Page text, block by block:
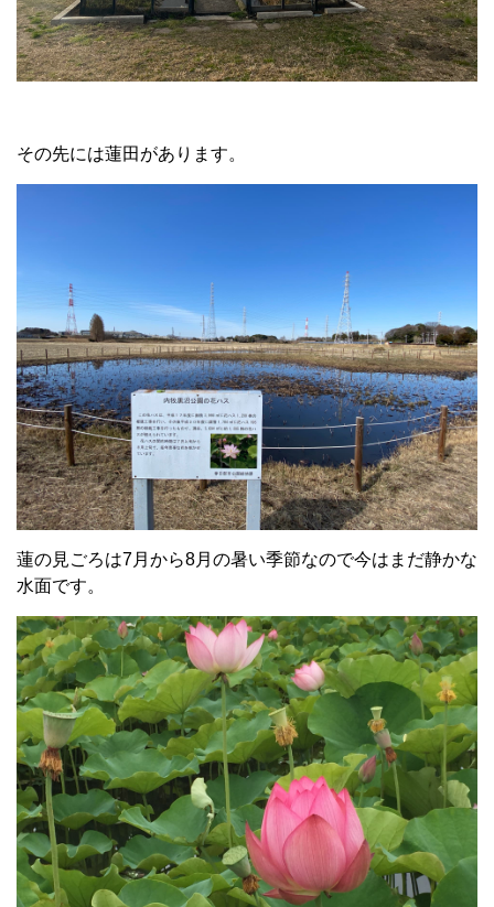
その先には蓮田があります。
蓮の見ごろは7月から8月の暑い季節なので今はまだ静かな
水面です。